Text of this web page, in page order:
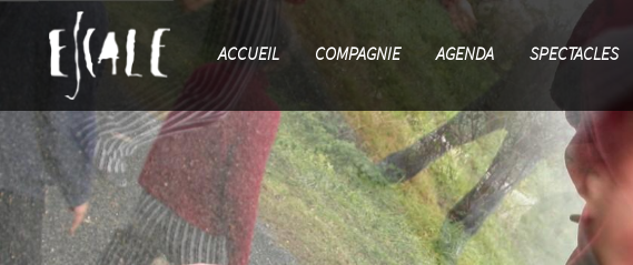
ACCUEIL COMPAGNIE AGENDA SPECTACLES